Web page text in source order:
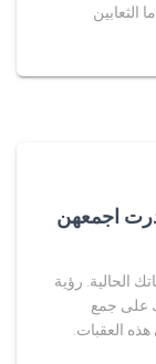
الثعابين
اجمعهن
الحالية. رؤية
على جمع
العقبات.